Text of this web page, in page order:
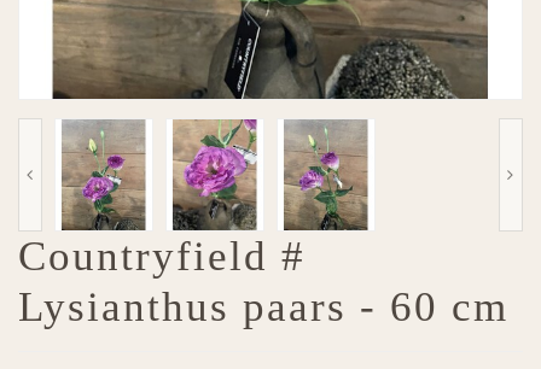
Countryfield #
Lysianthus paars - 60 cm